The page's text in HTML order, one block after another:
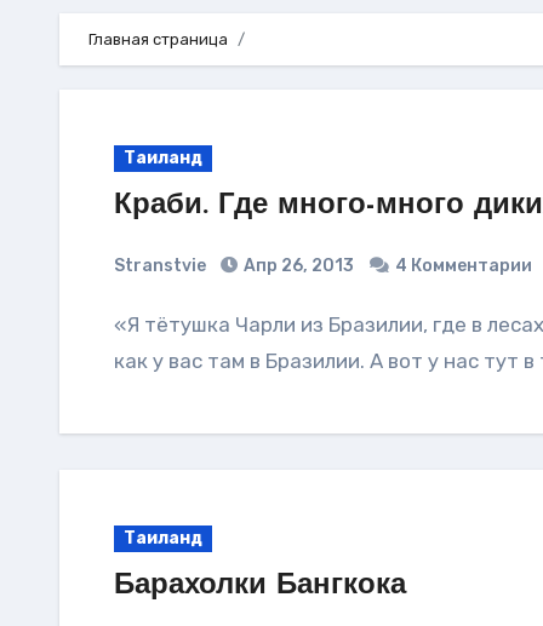
Главная страница
Таиланд
Краби. Где много-много
Stranstvie Апр 26, 2013 4 Комментарии
«Я тётушка Чарли из Бразилии, где в лесах очень много-много диких обезьян». Не знаю,
как у вас там в Бразилии. А вот у нас тут
Таиланд
Барахолки Бангкока